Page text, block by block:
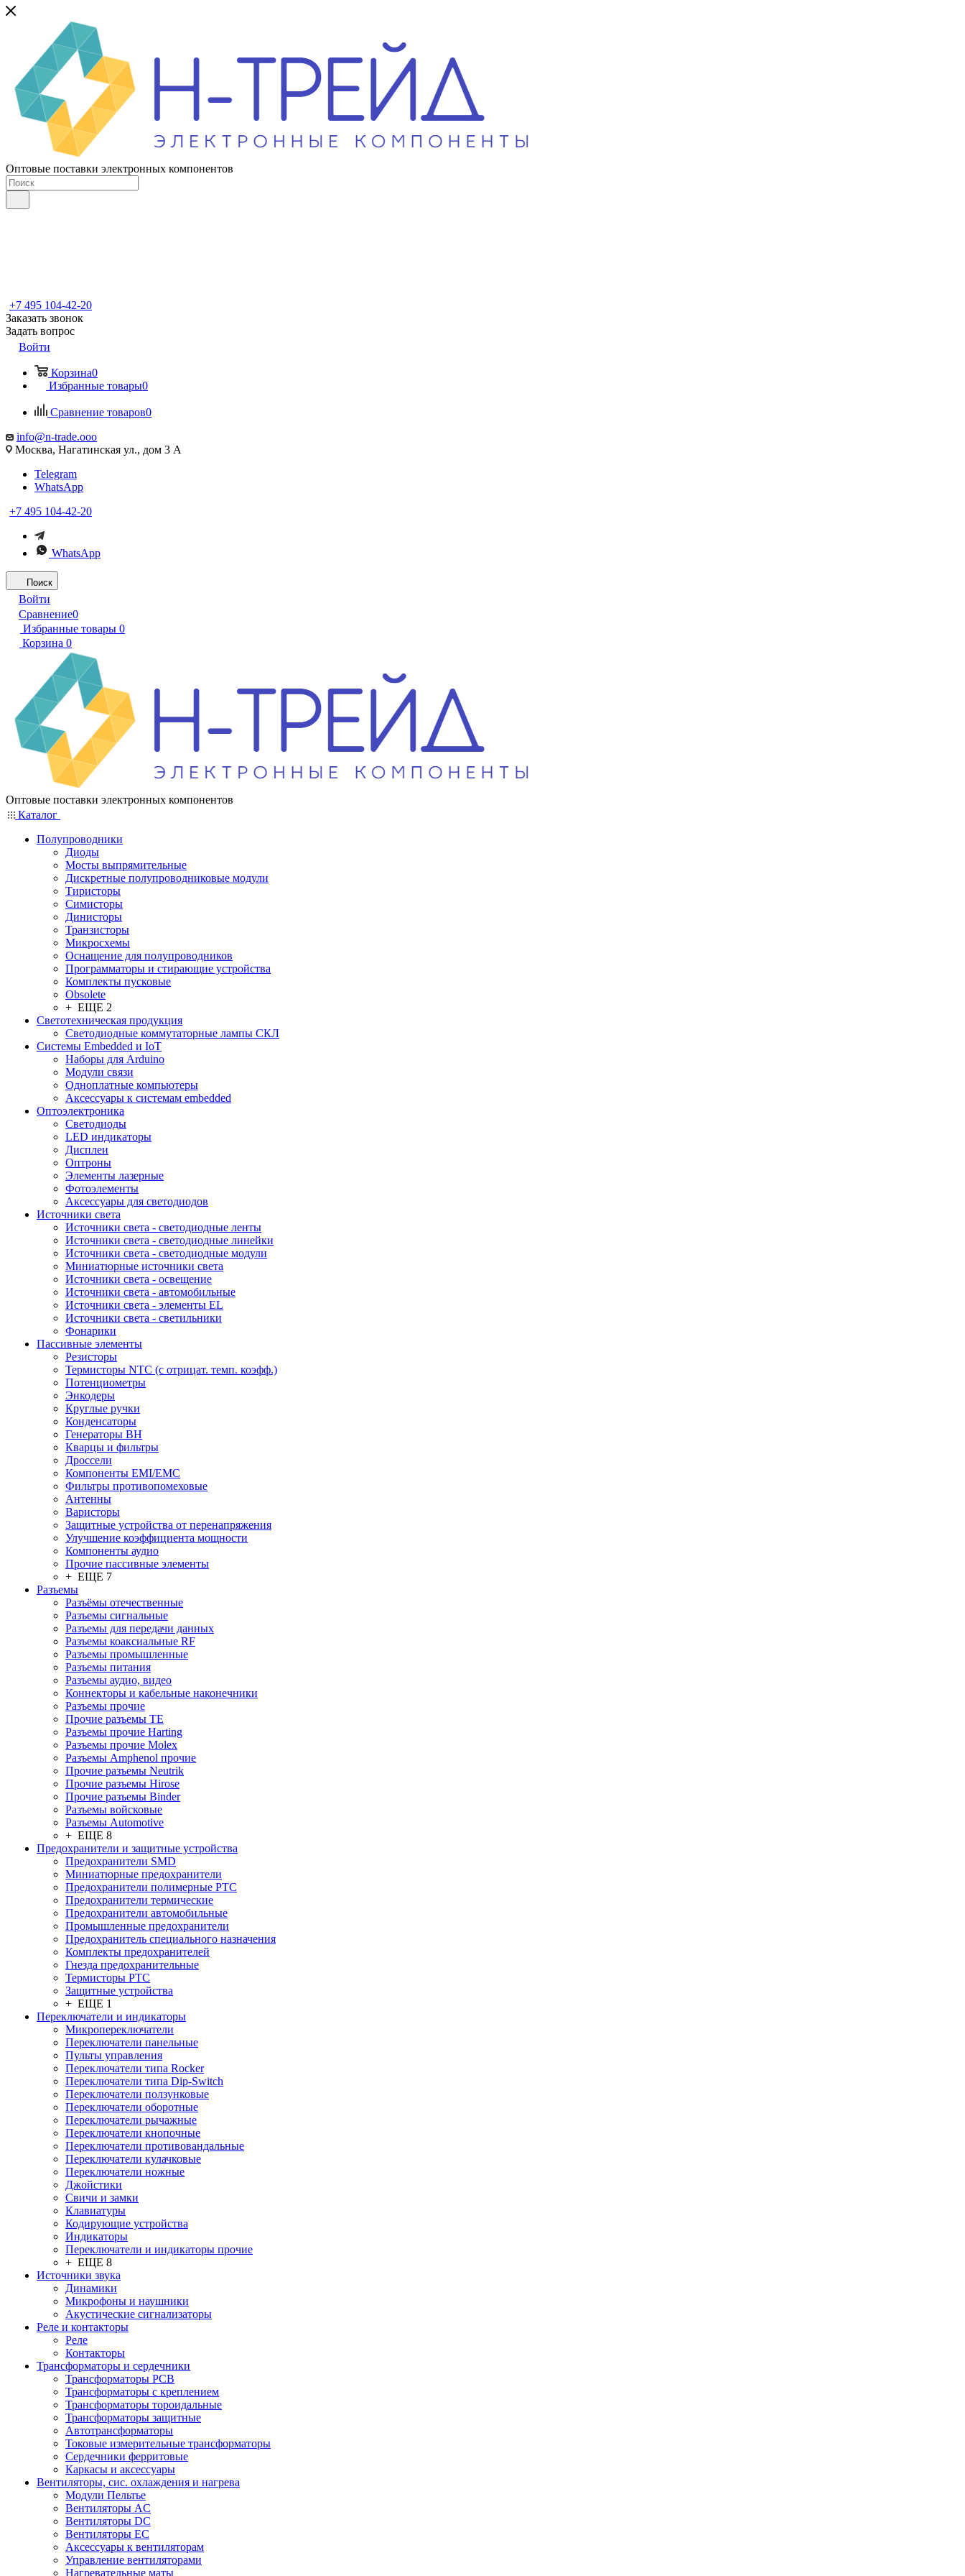
Оптовые поставки электронных компонентов
+7 495 104-42-20
Заказать звонок
Задать вопрос
Войти
Корзина0
Избранные товары0
Сравнение товаров0
info@n-trade.ooo
Москва, Нагатинская ул., дом 3 А
Telegram
WhatsApp
+7 495 104-42-20
WhatsApp
Поиск
Войти
Сравнение0
Избранные товары 0
Корзина 0
Оптовые поставки электронных компонентов
Каталог
Полупроводники
Диоды
Мосты выпрямительные
Дискретные полупроводниковые модули
Тиристоры
Симисторы
Динисторы
Транзисторы
Микросхемы
Оснащение для полупроводников
Программаторы и стирающие устройства
Комплекты пусковые
Obsolete
+ ЕЩЕ 2
Светотехническая продукция
Светодиодные коммутаторные лампы СКЛ
Системы Embedded и IoT
Наборы для Arduino
Модули связи
Одноплатные компьютеры
Аксессуары к системам embedded
Oптоэлектроника
Светодиоды
LED индикаторы
Дисплеи
Оптроны
Элементы лазерные
Фотоэлементы
Аксессуары для светодиодов
Источники света
Источники света - светодиодные ленты
Источники света - светодиодные линейки
Источники света - светодиодные модули
Миниатюрные источники света
Источники света - освещение
Источники света - автомобильные
Источники света - элементы EL
Источники света - светильники
Фонарики
Пассивные элементы
Резисторы
Термисторы NTC (с отрицат. темп. коэфф.)
Потенциометры
Энкодеры
Круглые ручки
Конденсаторы
Генераторы ВН
Кварцы и фильтры
Дроссели
Компоненты EMI/EMC
Фильтры противопомеховые
Антенны
Варисторы
Защитные устройства от перенапряжения
Улучшение коэффициента мощности
Компоненты аудио
Прочие пассивные элементы
+ ЕЩЕ 7
Разъeмы
Разъёмы отечественные
Разъeмы сигнальные
Разъeмы для передачи данных
Разъeмы коаксиальные RF
Разъeмы промышленные
Разъeмы питания
Разъeмы аудио, видео
Коннекторы и кабельные наконечники
Разъeмы прочие
Прочие разъемы TE
Разъемы прочие Harting
Разъемы прочие Molex
Разъемы Amphenol прочие
Прочие разъемы Neutrik
Прочие разъемы Hirose
Прочие разъемы Binder
Разъемы войсковые
Разъeмы Automotive
+ ЕЩЕ 8
Предохранители и защитные устройства
Предохранители SMD
Миниатюрные предохранители
Предохранители полимерные PTC
Предохранители термические
Предохранители автомобильные
Промышленные предохранители
Предохранитель специального назначения
Комплекты предохранителей
Гнезда предохранительные
Термисторы PTC
Защитные устройства
+ ЕЩЕ 1
Переключатели и индикаторы
Микропереключатели
Переключатели панельные
Пульты управления
Переключатели типа Rocker
Переключатели типа Dip-Switch
Переключатели ползунковые
Переключатели оборотные
Переключатели рычажные
Переключатели кнопочные
Переключатели противовандальные
Переключатели кулачковые
Переключатели ножные
Джойстики
Свичи и замки
Клавиатуры
Кодирующие устройства
Индикаторы
Переключатели и индикаторы прочие
+ ЕЩЕ 8
Источники звука
Динамики
Микрофоны и наушники
Акустические сигнализаторы
Реле и контакторы
Реле
Контакторы
Трансформаторы и сердечники
Трансформаторы PCB
Трансформаторы с креплением
Трансформаторы тороидальные
Трансформаторы защитные
Автотрансформаторы
Токовые измерительные трансформаторы
Сердечники ферритовые
Каркасы и аксессуары
Вентиляторы, сис. охлаждения и нагрева
Модули Пельтье
Вентиляторы AC
Вентиляторы DC
Вентиляторы EC
Аксессуары к вентиляторам
Управление вентиляторами
Нагревательные маты